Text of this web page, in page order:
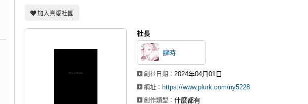
加入喜愛社團
社長
肆時
創社日期： 2024年04月01日
網址： https://www.plurk.com/ny5228
創作類型： 什麼都有